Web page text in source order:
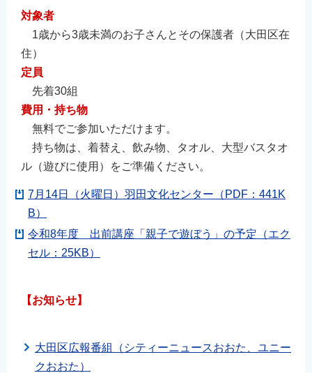
対象者
1歳から3歳未満のお子さんとその保護者（大田区在
住）
定員
先着30組
費用・持ち物
無料でご参加いただけます。
持ち物は、着替え、飲み物、タオル、大型バスタオ
ル（遊びに使用）をご準備ください。
7月14日（火曜日）羽田文化センター（PDF：441K
B）
令和8年度 出前講座「親子で遊ぼう」の予定（エク
セル：25KB）
【お知らせ】
大田区広報番組（シティーニュースおおた、ユニー
クおおた）